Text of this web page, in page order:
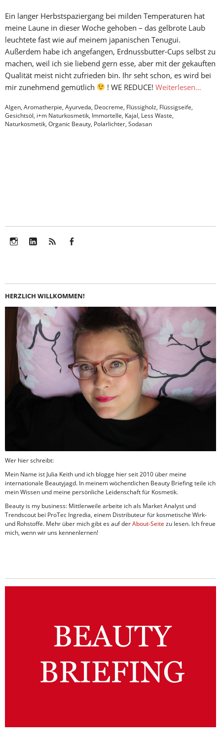
Ein langer Herbstspaziergang bei milden Temperaturen hat
meine Laune in dieser Woche gehoben – das gelbrote Laub
leuchtete fast wie auf meinem japanischen Tenugui.
Außerdem habe ich angefangen, Erdnussbutter-Cups selbst zu
machen, weil ich sie liebend gern esse, aber mit der gekauften
Qualität meist nicht zufrieden bin. Ihr seht schon, es wird bei
mir zunehmend gemütlich
! WE REDUCE!Weiterlesen…
Algen, Aromatherpie, Ayurveda, Deocreme, Flüssigholz, Flüssigseife,
Gesichtsöl, i+m Naturkosmetik, Immortelle, Kajal, Less Waste,
Naturkosmetik, Organic Beauty, Polarlichter, Sodasan
HERZLICH WILLKOMMEN!
Wer hier schreibt:
Mein Name ist Julia Keith und ich blogge hier seit 2010 über meine
internationale Beautyjagd. In meinem wöchentlichen Beauty Briefing teile ich
mein Wissen und meine persönliche Leidenschaft für Kosmetik.
Beauty is my business: Mittlerweile arbeite ich als Market Analyst und
Trendscout bei ProTec Ingredia, einem Distributeur für kosmetische Wirk-
und Rohstoffe. Mehr über mich gibt es auf derAbout-Seite zu lesen. Ich freue
mich, wenn wir uns kennenlernen!